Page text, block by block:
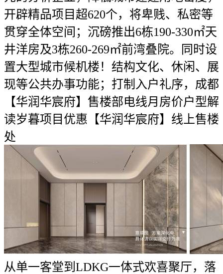
开辟精品项目超620个，将卑贱、私密等
贯穿全体空间；沉磅推出6栋190-330㎡天
井洋房及3栋260-269㎡前湾叠院。同时设
置大型城市候机楼！结构文化、休闲、展
现等公共办事功能；打制入户礼序，成都
【华润华宸府】售楼部电线月房价户型解
读岁暮项目优惠【华润华宸府】线上售楼
处
从单一客堂到LDKG一体式欢喜聚厅，落